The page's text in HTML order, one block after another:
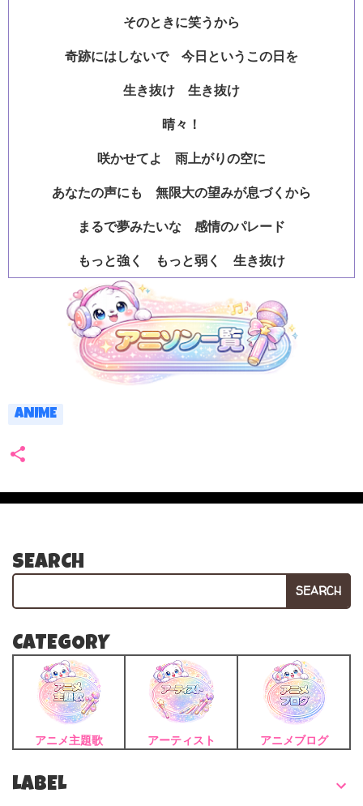
そのときに笑うから
奇跡にはしないで 今日というこの日を
生き抜け 生き抜け
晴々！
咲かせてよ 雨上がりの空に
あなたの声にも 無限大の望みが息づくから
まるで夢みたいな 感情のパレード
もっと強く もっと弱く 生き抜け
ANIME
SEARCH
SEARCH
CATEGORY
アニメ主題歌 アーティスト アニメブログ
LABEL